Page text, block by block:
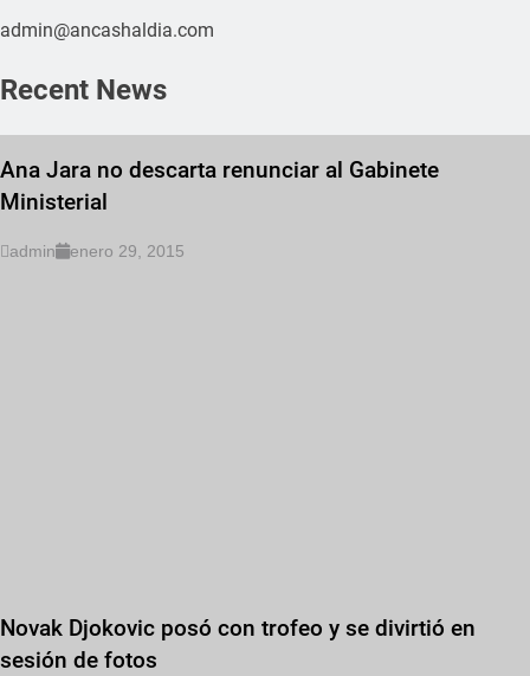
admin@ancashaldia.com
Recent News
Ana Jara no descarta renunciar al Gabinete
Ministerial
admin enero 29, 2015
Novak Djokovic posó con trofeo y se divirtió en
sesión de fotos